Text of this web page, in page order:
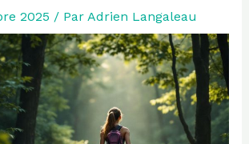
2025 / Par Adrien Langaleau